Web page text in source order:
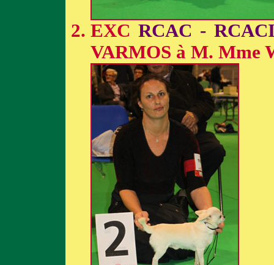
EXC RCAC -
VARMOS à M. Mme